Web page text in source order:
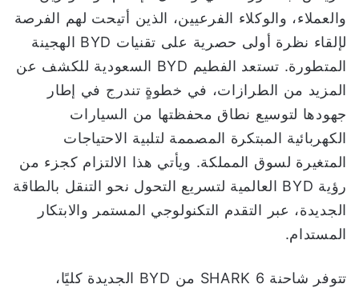
والعملاء، والوكلاء الفرعيين، الذين أتيحت لهم الفرصة
لإلقاء نظرة أولى حصرية على تقنيات BYD الهجينة
المتطورة. تستعد الفطيم BYD السعودية للكشف عن
المزيد من الطرازات، في خطوةٍ تندرج في إطار
جهودها لتوسيع نطاق محفظتها من السيارات
الكهربائية المبتكرة المصممة لتلبية الاحتياجات
المتغيرة لسوق المملكة. ويأتي هذا الالتزام كجزء من
رؤية BYD العالمية لتسريع التحول نحو التنقل بالطاقة
الجديدة، عبر التقدم التكنولوجي المستمر والابتكار
المستدام.
تتوفر شاحنة SHARK 6 من BYD الجديدة كليًا،